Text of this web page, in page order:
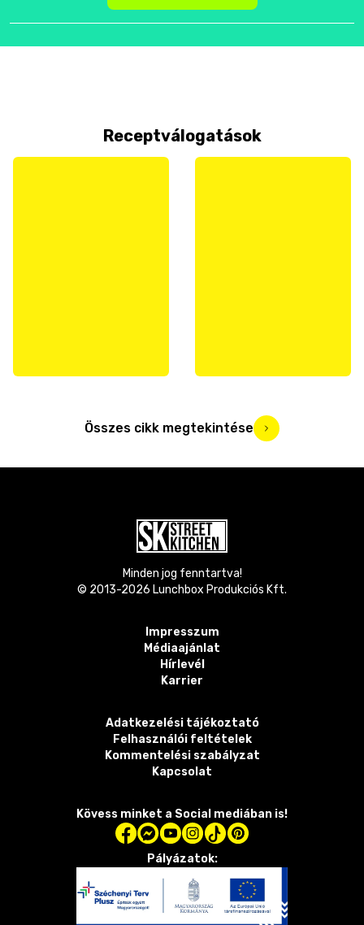
Receptválogatások
Összes cikk megtekintése
Minden jog fenntartva!
© 2013-2026 Lunchbox Produkciós Kft.
Impresszum
Médiaajánlat
Hírlevél
Karrier
Adatkezelési tájékoztató
Felhasználói feltételek
Kommentelési szabályzat
Kapcsolat
Kövess minket a Social mediában is!
Pályázatok: